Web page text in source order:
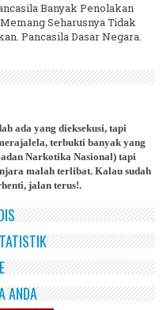
Banyak Penolakan
Seharusnya Tidak
Pancasila Dasar Negara.
ada yang dieksekusi, tapi
terbukti banyak yang
Narkotika Nasional) tapi
malah terlibat. Kalau sudah
jalan terus!.
ANDA